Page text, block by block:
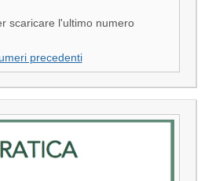
scaricare l'ultimo numero
precedenti